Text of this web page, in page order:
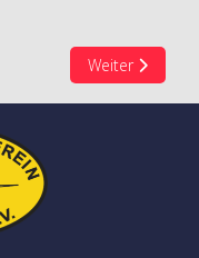
Nächster
Weiter